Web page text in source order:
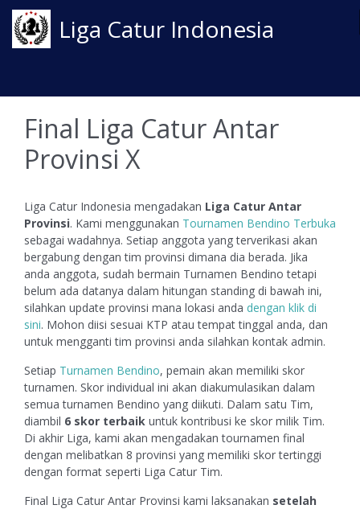
Liga Catur Indonesia
Final Liga Catur Antar
Provinsi X
Liga Catur Indonesia mengadakan Liga Catur Antar
Provinsi. Kami menggunakan Tournamen Bendino Terbuka
sebagai wadahnya. Setiap anggota yang terverikasi akan
bergabung dengan tim provinsi dimana dia berada. Jika
anda anggota, sudah bermain Turnamen Bendino tetapi
belum ada datanya dalam hitungan standing di bawah ini,
silahkan update provinsi mana lokasi anda dengan klik di
sini. Mohon diisi sesuai KTP atau tempat tinggal anda, dan
untuk mengganti tim provinsi anda silahkan kontak admin.
Setiap Turnamen Bendino, pemain akan memiliki skor
turnamen. Skor individual ini akan diakumulasikan dalam
semua turnamen Bendino yang diikuti. Dalam satu Tim,
diambil 6 skor terbaik untuk kontribusi ke skor milik Tim.
Di akhir Liga, kami akan mengadakan tournamen final
dengan melibatkan 8 provinsi yang memiliki skor tertinggi
dengan format seperti Liga Catur Tim.
Final Liga Catur Antar Provinsi kami laksanakan setelah